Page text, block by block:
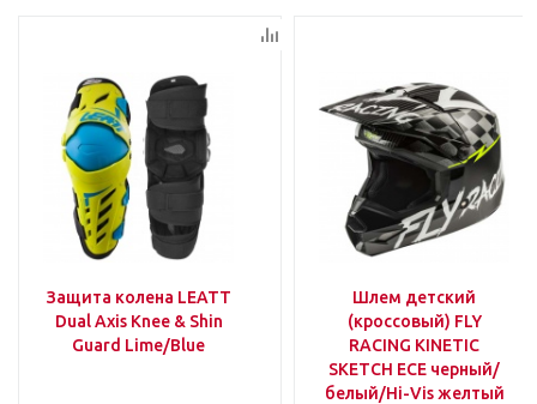
Защита колена LEATT
Dual Axis Knee & Shin
Guard Lime/Blue
Шлем детский
(кроссовый) FLY
RACING KINETIC
SKETCH ECE черный/
белый/Hi-Vis желтый